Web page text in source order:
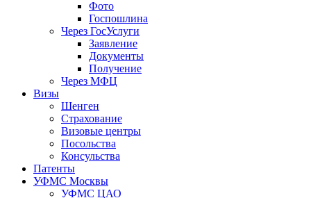
Фото
Госпошлина
Через ГосУслуги
Заявление
Документы
Получение
Через МФЦ
Визы
Шенген
Страхование
Визовые центры
Посольства
Консульства
Патенты
УФМС Москвы
УФМС ЦАО